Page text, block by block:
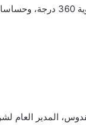
الانحراف)، إلى جانب نظام